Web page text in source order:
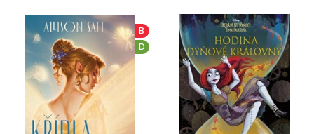
Zdraví a životní styl
Všechny kategorie
B
D